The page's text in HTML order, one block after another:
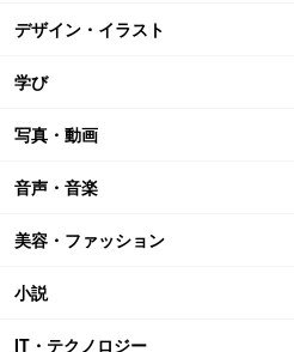
デザイン・イラスト
学び
写真・動画
音声・音楽
美容・ファッション
小説
IT・テクノロジー